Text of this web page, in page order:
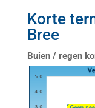
Korte
Bree
Buien / regen